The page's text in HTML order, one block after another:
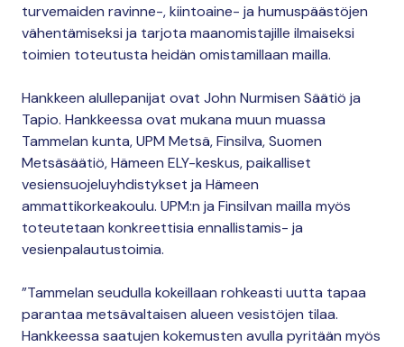
turvemaiden ravinne-, kiintoaine- ja humuspäästöjen
vähentämiseksi ja tarjota maanomistajille ilmaiseksi
toimien toteutusta heidän omistamillaan mailla.
Hankkeen alullepanijat ovat John Nurmisen Säätiö ja
Tapio. Hankkeessa ovat mukana muun muassa
Tammelan kunta, UPM Metsä, Finsilva, Suomen
Metsäsäätiö, Hämeen ELY-keskus, paikalliset
vesiensuojeluyhdistykset ja Hämeen
ammattikorkeakoulu. UPM:n ja Finsilvan mailla myös
toteutetaan konkreettisia ennallistamis- ja
vesienpalautustoimia.
”Tammelan seudulla kokeillaan rohkeasti uutta tapaa
parantaa metsävaltaisen alueen vesistöjen tilaa.
Hankkeessa saatujen kokemusten avulla pyritään myös